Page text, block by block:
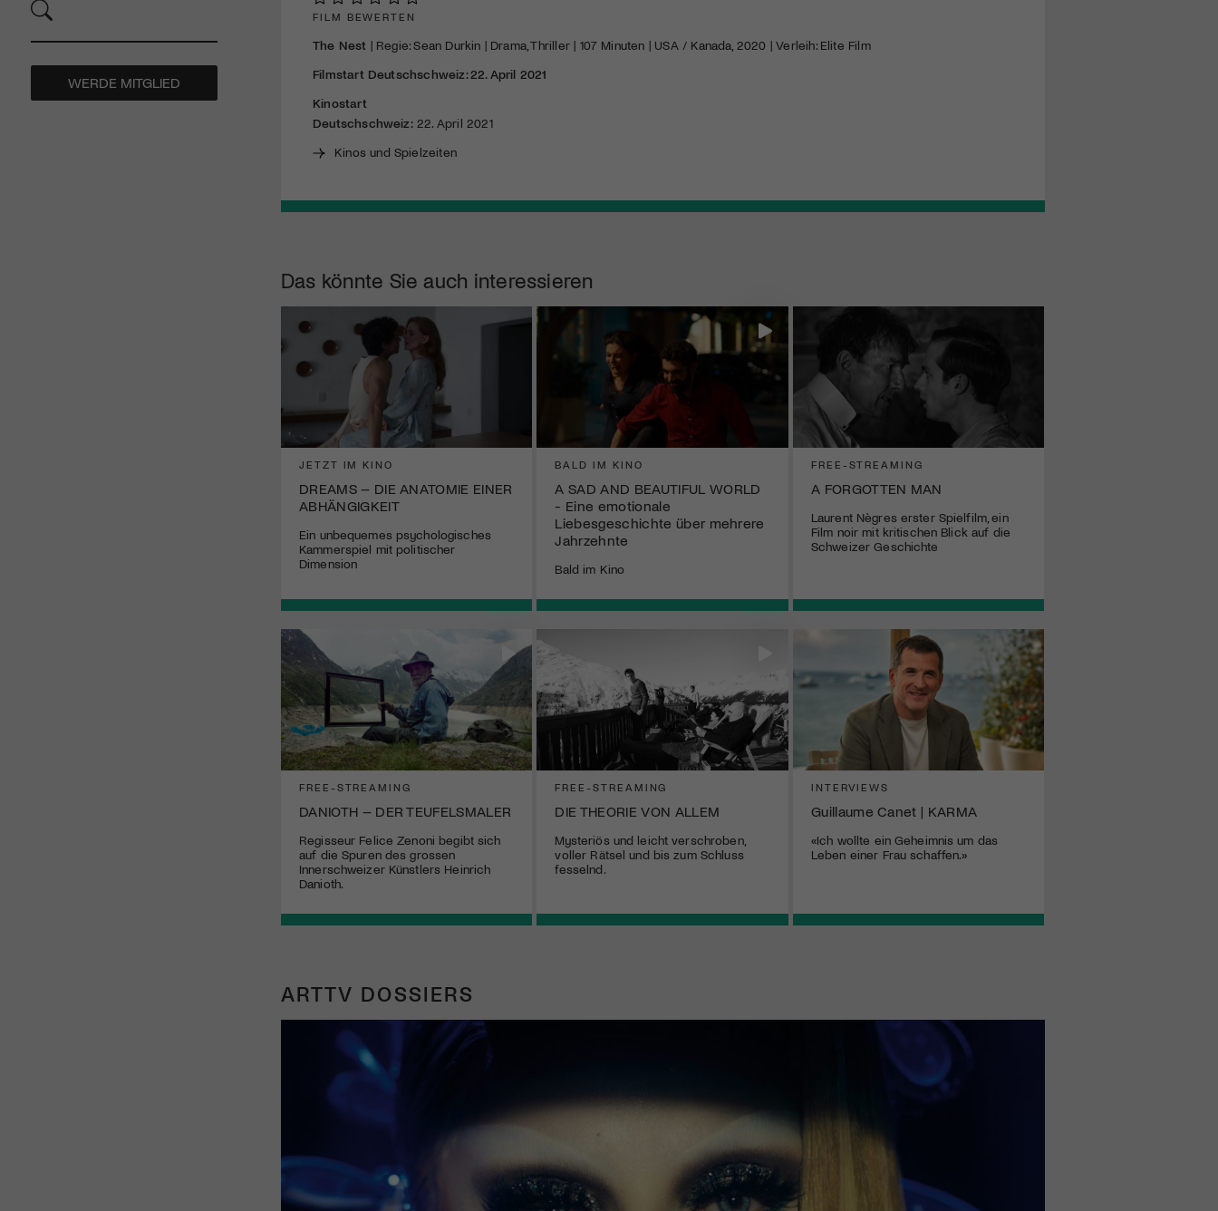
WERDE MITGLIED
FILM BEWERTEN
The Nest | Regie: Sean Durkin | Drama, Thriller | 107 Minuten | USA / Kanada, 2020 | Verleih: Elite Film
Filmstart Deutschschweiz: 22. April 2021
Kinostart
Deutschschweiz:22. April 2021
Kinos und Spielzeiten
Das könnte Sie auch interessieren
JETZT IM KINO
DREAMS – DIE ANATOMIE EINER
ABHÄNGIGKEIT
Ein unbequemes psychologisches
Kammerspiel mit politischer
Dimension
BALD IM KINO
A SAD AND BEAUTIFUL WORLD
- Eine emotionale
Liebesgeschichte über mehrere
Jahrzehnte
Bald im Kino
FREE-STREAMING
A FORGOTTEN MAN
Laurent Nègres erster Spielfilm, ein
Film noir mit kritischen Blick auf die
Schweizer Geschichte
FREE-STREAMING
DANIOTH – DER TEUFELSMALER
Regisseur Felice Zenoni begibt sich
auf die Spuren des grossen
Innerschweizer Künstlers Heinrich
Danioth.
FREE-STREAMING
DIE THEORIE VON ALLEM
Mysteriös und leicht verschroben,
voller Rätsel und bis zum Schluss
fesselnd.
INTERVIEWS
Guillaume Canet | KARMA
«Ich wollte ein Geheimnis um das
Leben einer Frau schaffen.»
ARTTV DOSSIERS